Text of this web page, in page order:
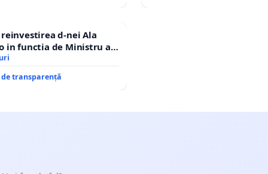
d-nei Ala
in functia de Ministru al
transparență